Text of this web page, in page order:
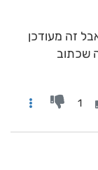
לב שבשירות המטאורולוגי רשום 503 אבל זה מעודכן
שכתוב
1